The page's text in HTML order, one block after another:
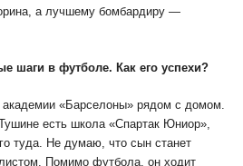
а лучшему бомбардиру —
шаги в футболе. Как его успехи?
«Барселоны» рядом с домом.
есть школа «Спартак Юниор»,
туда. Не думаю, что сын станет
Помимо футбола, он ходит